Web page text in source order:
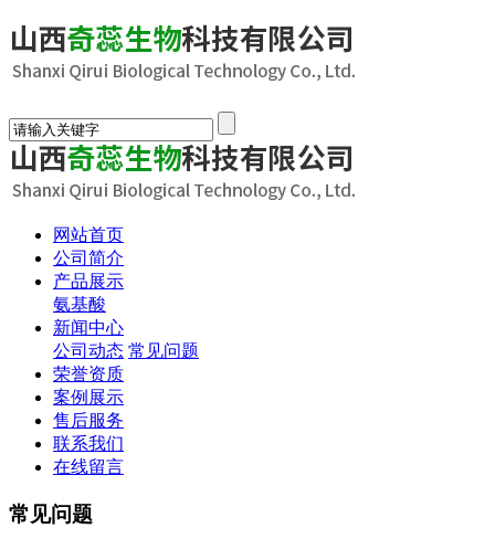
网站首页
公司简介
产品展示
氨基酸
新闻中心
公司动态 常见问题
荣誉资质
案例展示
售后服务
联系我们
在线留言
常见问题